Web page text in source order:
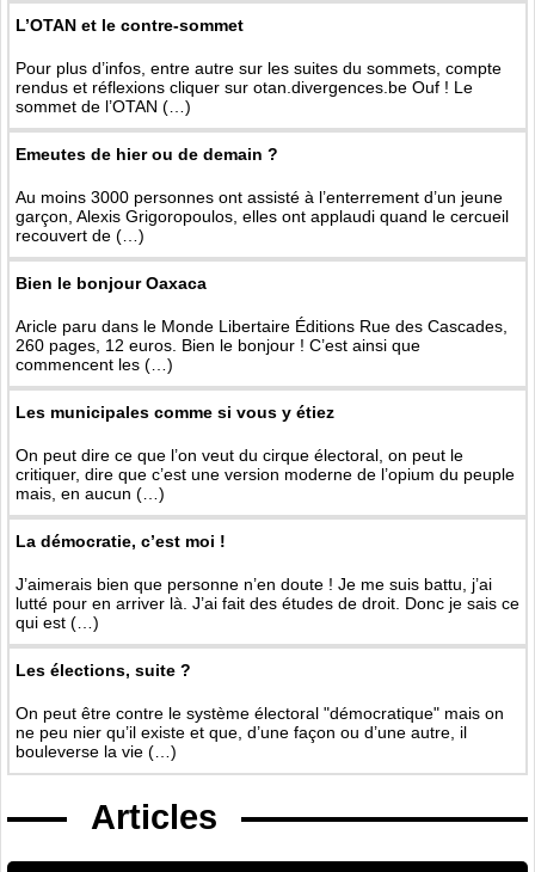
L’OTAN et le contre-sommet
Pour plus d’infos, entre autre sur les suites du sommets, compte
rendus et réflexions cliquer sur otan.divergences.be Ouf ! Le
sommet de l’OTAN (…)
Emeutes de hier ou de demain ?
Au moins 3000 personnes ont assisté à l’enterrement d’un jeune
garçon, Alexis Grigoropoulos, elles ont applaudi quand le cercueil
recouvert de (…)
Bien le bonjour Oaxaca
Aricle paru dans le Monde Libertaire Éditions Rue des Cascades,
260 pages, 12 euros. Bien le bonjour ! C’est ainsi que
commencent les (…)
Les municipales comme si vous y étiez
On peut dire ce que l’on veut du cirque électoral, on peut le
critiquer, dire que c’est une version moderne de l’opium du peuple
mais, en aucun (…)
La démocratie, c’est moi !
J’aimerais bien que personne n’en doute ! Je me suis battu, j’ai
lutté pour en arriver là. J’ai fait des études de droit. Donc je sais ce
qui est (…)
Les élections, suite ?
On peut être contre le système électoral "démocratique" mais on
ne peu nier qu’il existe et que, d’une façon ou d’une autre, il
bouleverse la vie (…)
Articles